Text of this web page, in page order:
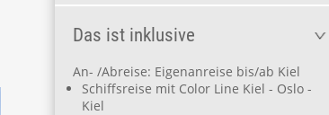
Das ist inklusive
An- /Abreise: Eigenanreise bis/ab Kiel
Schiffsreise mit Color Line Kiel - Oslo -
Kiel